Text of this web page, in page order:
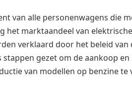
van alle personenwagens die
het marktaandeel van
verklaard door het beleid van
gezet om de aankoop
van modellen op benzine te